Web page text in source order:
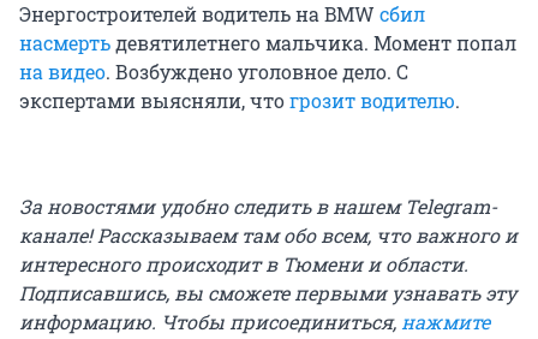
Энергостроителей водитель на BMW сбил
насмертьдевятилетнего мальчика. Момент попал
на видео. Возбуждено уголовное дело. С
экспертами выясняли, чтогрозит водителю.
За новостями удобно следить в нашем Telegram-
канале! Рассказываем там обо всем, что важного и
интересного происходит в Тюмени и области.
Подписавшись, вы сможете первыми узнавать эту
информацию. Чтобы присоединиться, нажмите